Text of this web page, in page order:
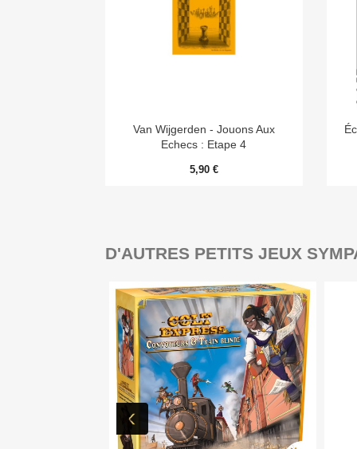
Aperçu rapide
Van Wijgerden - Jouons Aux
Echecs : Etape 4
5,90 €
D'AUTRES PETITS JEUX